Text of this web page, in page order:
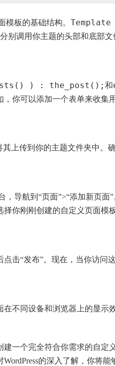
模板的基础结构。 Template
别调用你主题的头部和底部文
) : the_post(); 和
你可以添加一个表单来收集
上传到你的主题文件夹中。
，导航到“页面”>“添加新页
你刚刚创建的自定义页面模板
击“发布”。现在，当你访问
在不同设备和浏览器上的显示
建一个完全符合你需求的自定
的深入了解，你将